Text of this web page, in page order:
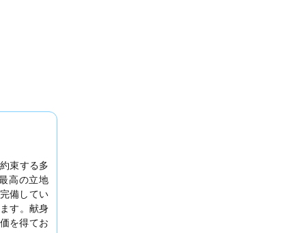
束する多
高の立地
備してい
す。献身
を得てお